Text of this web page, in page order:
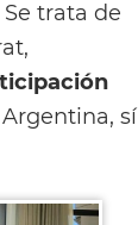
Se trata de
sí